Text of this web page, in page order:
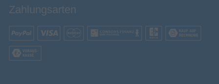
Bluetooth
Nahfeldkommunikation (NFC)
Speicher
Zahlungsarten